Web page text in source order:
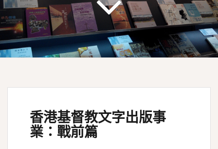
香港基督教文字出版事
業：戰前篇